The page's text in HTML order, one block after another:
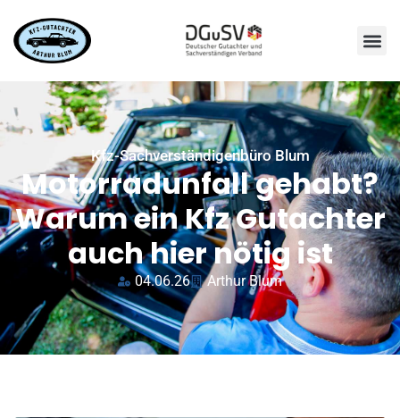
Kfz-Sachverständigenbüro Blum
Motorradunfall gehabt?
Warum ein Kfz Gutachter
auch hier nötig ist
04.06.26 Arthur Blum